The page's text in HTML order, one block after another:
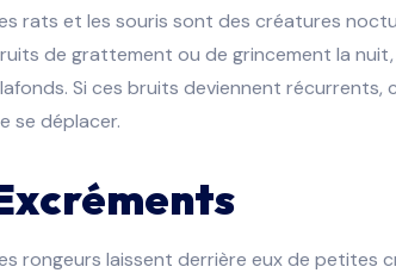
rats et les souris sont des créatures
de grattement ou de grincement la
Si ces bruits deviennent
se déplacer.
rongeurs laissent derrière eux de